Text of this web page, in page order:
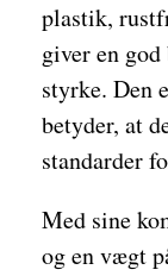
plastik,
giver en
styrke. Den
betyder, at
standarder
Med sine
og en vægt